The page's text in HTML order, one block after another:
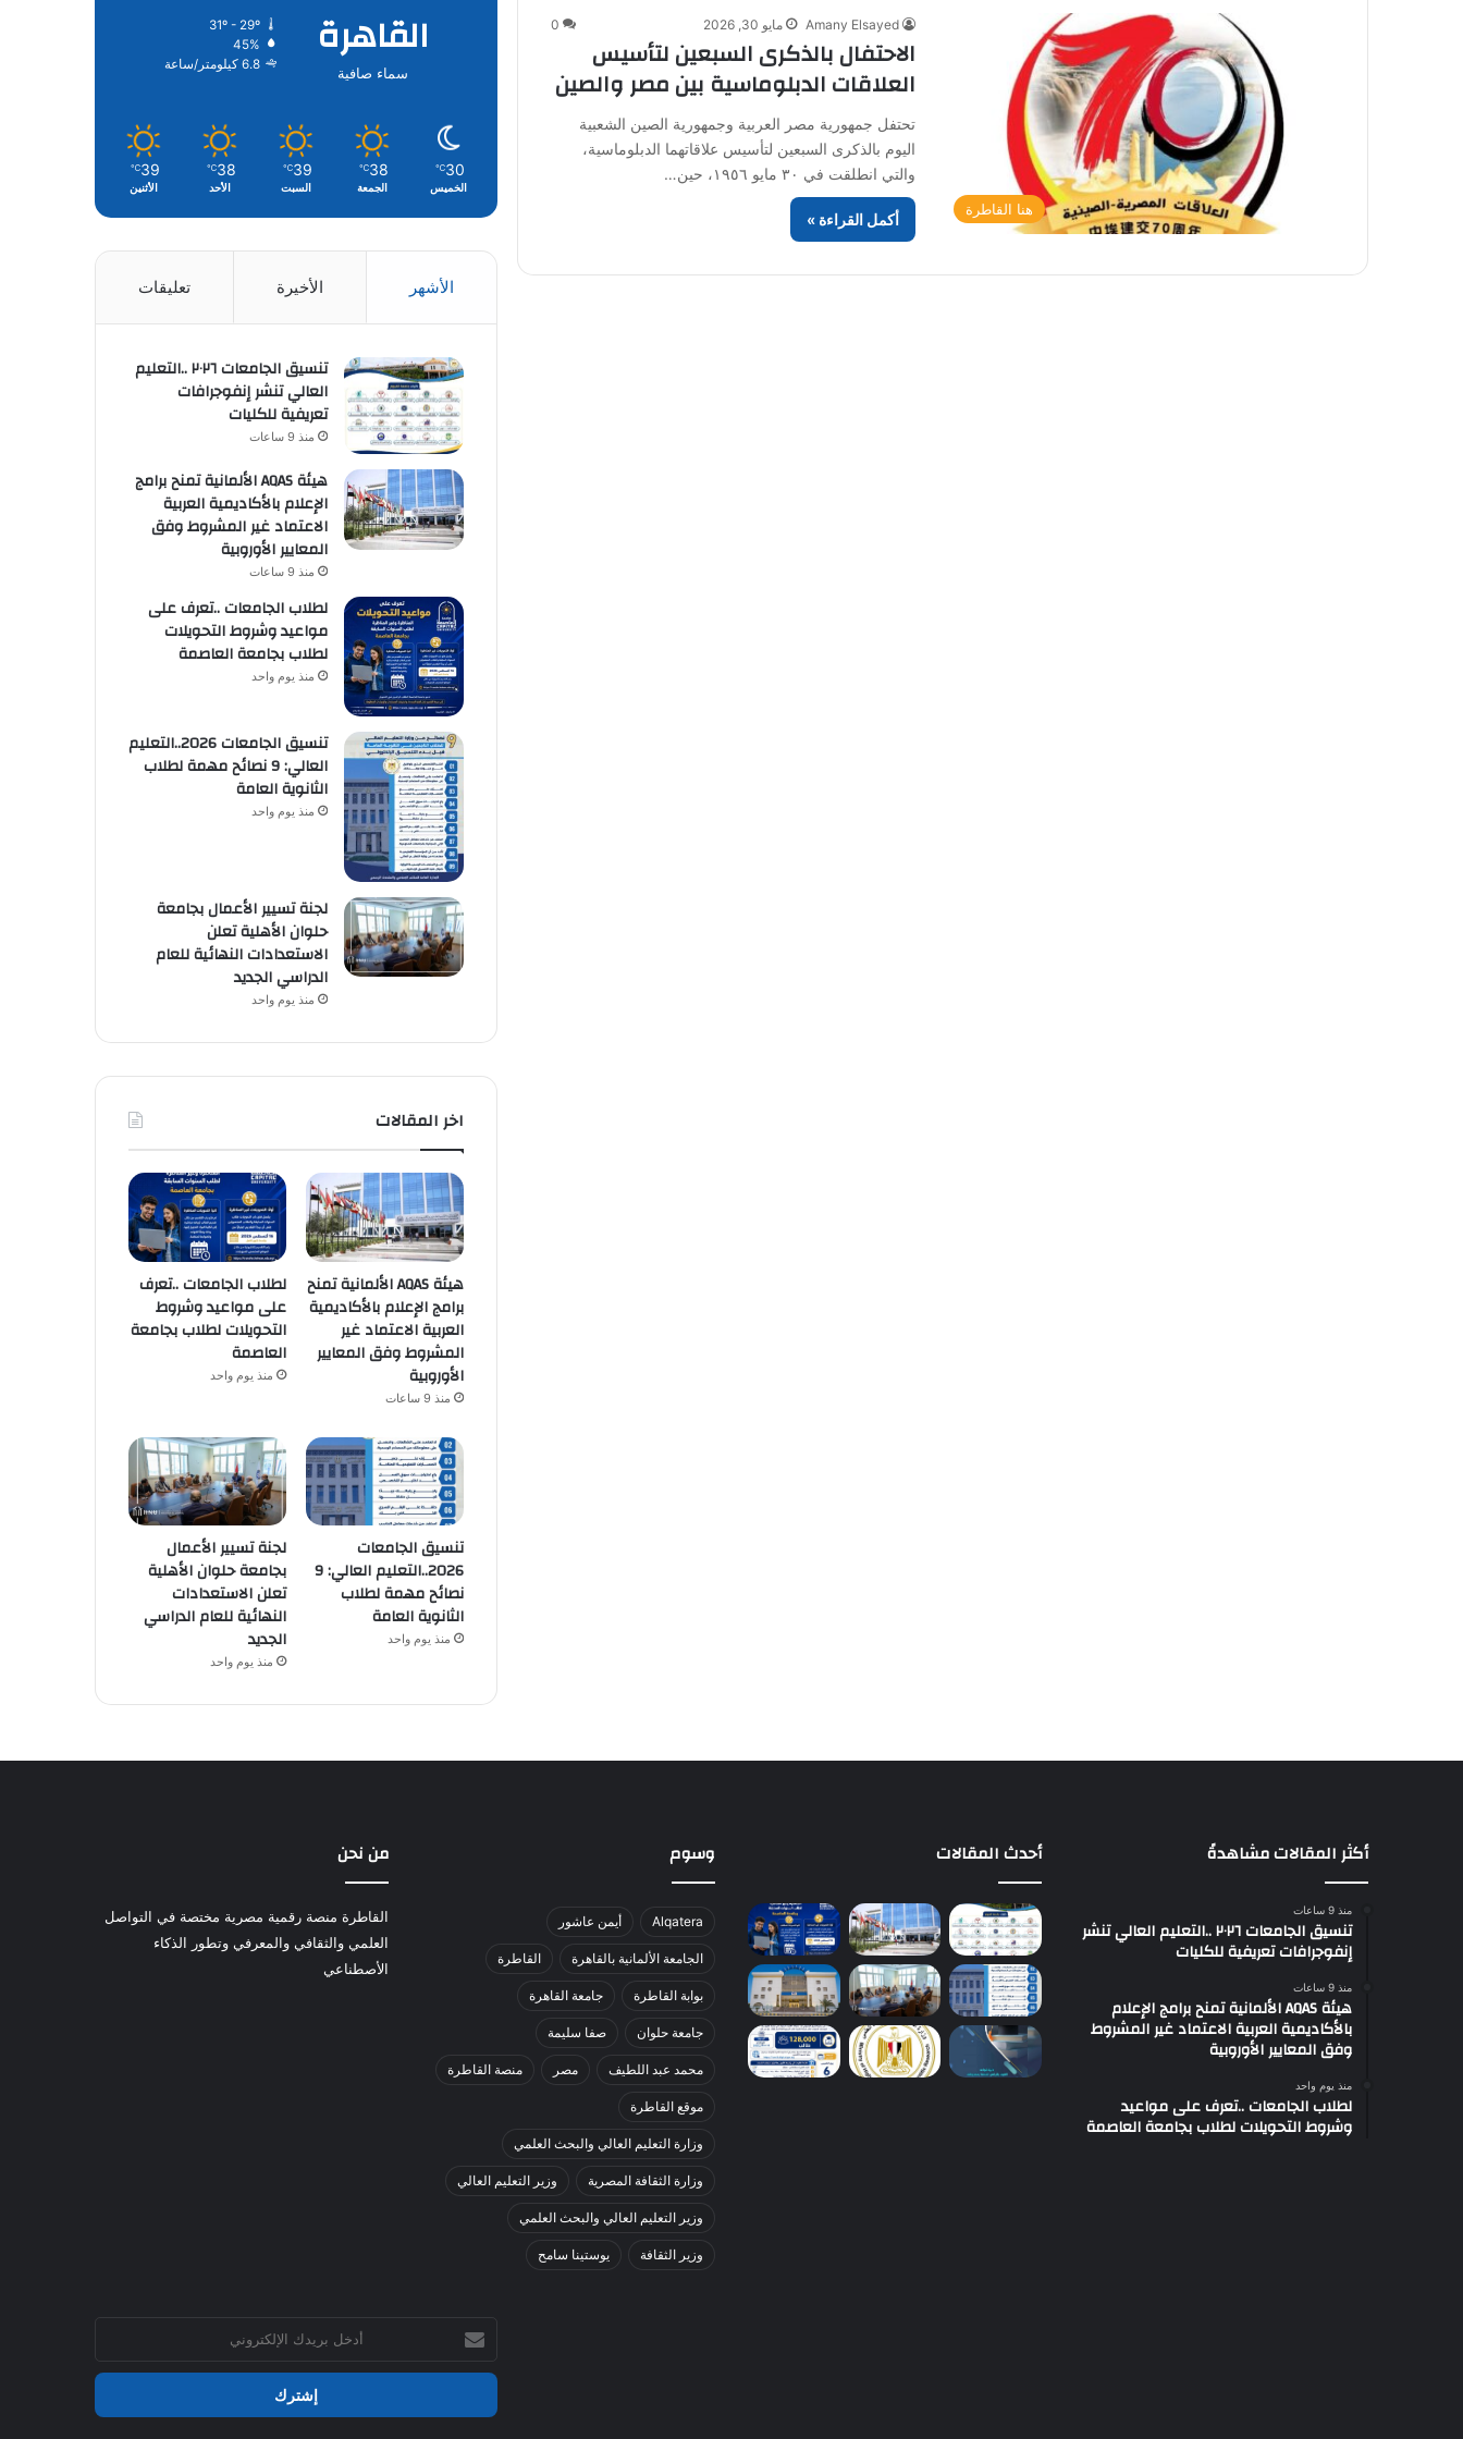
هنا القاطرة
Amany Elsayed مايو 30, 2026 0
الاحتفال بالذكرى السبعين لتأسيس
العلاقات الدبلوماسية بين مصر والصين
تحتفل جمهورية مصر العربية وجمهورية الصين الشعبية
اليوم بالذكرى السبعين لتأسيس علاقاتهما الدبلوماسية،
والتي انطلقت في ٣٠ مايو ١٩٥٦، حين…
أكمل القراءة »
القاهرة
سماء صافية
31º - 29º
45%
6.8 كيلومتر/ساعة
30
℃
الخميس
38
℃
الجمعة
39
℃
السبت
38
℃
الأحد
39
℃
الأثنين
الأشهر الأخيرة تعليقات
تنسيق الجامعات ٢٠٢٦ ..التعليم
العالي تنشر إنفوجرافات
تعريفية للكليات
منذ 9 ساعات
هيئة AQAS الألمانية تمنح برامج
الإعلام بالأكاديمية العربية
الاعتماد غير المشروط وفق
المعايير الأوروبية
منذ 9 ساعات
لطلاب الجامعات ..تعرف على
مواعيد وشروط التحويلات
لطلاب بجامعة العاصمة
منذ يوم واحد
تنسيق الجامعات 2026..التعليم
العالي: 9 نصائح مهمة لطلاب
الثانوية العامة
منذ يوم واحد
لجنة تسيير الأعمال بجامعة
حلوان الأهلية تعلن
الاستعدادات النهائية للعام
الدراسي الجديد
منذ يوم واحد
اخر المقالات
هيئة AQAS الألمانية تمنح
برامج الإعلام بالأكاديمية
العربية الاعتماد غير
المشروط وفق المعايير
الأوروبية
منذ 9 ساعات
لطلاب الجامعات ..تعرف
على مواعيد وشروط
التحويلات لطلاب بجامعة
العاصمة
منذ يوم واحد
تنسيق الجامعات
2026..التعليم العالي: 9
نصائح مهمة لطلاب
الثانوية العامة
منذ يوم واحد
لجنة تسيير الأعمال
بجامعة حلوان الأهلية
تعلن الاستعدادات
النهائية للعام الدراسي
الجديد
منذ يوم واحد
أكثر المقالات مشاهدةً
منذ 9 ساعات
تنسيق الجامعات ٢٠٢٦ ..التعليم العالي تنشر
إنفوجرافات تعريفية للكليات
منذ 9 ساعات
هيئة AQAS الألمانية تمنح برامج الإعلام
بالأكاديمية العربية الاعتماد غير المشروط
وفق المعايير الأوروبية
منذ يوم واحد
لطلاب الجامعات ..تعرف على مواعيد
وشروط التحويلات لطلاب بجامعة العاصمة
أحدث المقالات وسوم
Alqatera أيمن عاشور
الجامعة الألمانية بالقاهرة القاطرة
بوابة القاطرة جامعة القاهرة
جامعة حلوان صفا سليمة
محمد عبد اللطيف مصر منصة القاطرة
موقع القاطرة
وزارة التعليم العالي والبحث العلمي
وزارة الثقافة المصرية وزير التعليم العالي
وزير التعليم العالي والبحث العلمي
وزير الثقافة يوستينا سامح
من نحن
القاطرة منصة رقمية مصرية مختصة في التواصل
العلمي والثقافي والمعرفي وتطور الذكاء
الأصطناعي
بريدك
الإلكتروني